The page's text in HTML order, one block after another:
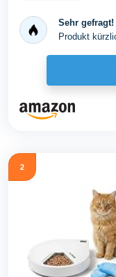
Sehr gefragt!
Produkt
2